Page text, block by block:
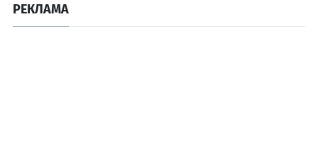
РЕКЛАМА